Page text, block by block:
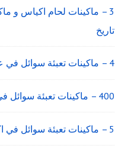
3 – ماكينات لحام اكياس و
تاريخ
4 – ماكينات تعبئة سوائل في عبوات و أكياس
400 – ماكينات تعبئة سوائل فى عبوات
5 – ماكينات تعبئة سوائل في اكياس اوتوماتيك